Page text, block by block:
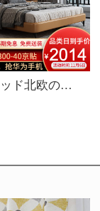
夫婦のベッド北欧の軽い豪華な実木の皮のベッド1.8メートルの近代的な簡約主な寝室の布芸のダブルベッドの逸品の家具のベッド（公の子の綿）+ベッドの頭の戸棚*1 1800*2000（カスタマイズする色ができます）